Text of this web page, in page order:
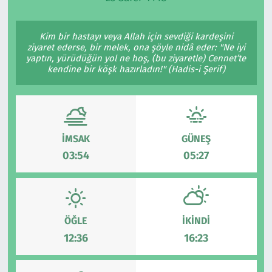
Kim bir hastayı veya Allah için sevdiği kardeşini
ziyaret ederse, bir melek, ona şöyle nidâ eder: "Ne iyi
yaptın, yürüdüğün yol ne hoş, (bu ziyaretle) Cennet’te
kendine bir köşk hazırladın!" (Hadis-i Şerif)
İMSAK
03:54
GÜNEŞ
05:27
ÖĞLE
12:36
İKINDI
16:23
Ekonomi
Siyaset
Foto Galeri
Yazarlar
Ara
Gündem
Kapaklı
Kırklareli
Kültür Sanat
Malkara
Marmaraereğlisi